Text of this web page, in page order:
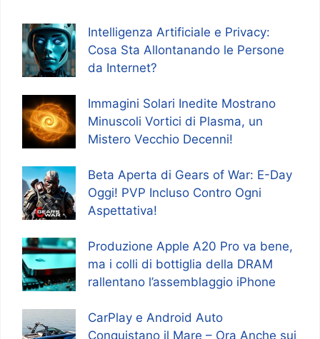
Intelligenza Artificiale e Privacy:
Cosa Sta Allontanando le Persone
da Internet?
Immagini Solari Inedite Mostrano
Minuscoli Vortici di Plasma, un
Mistero Vecchio Decenni!
Beta Aperta di Gears of War: E-Day
Oggi! PVP Incluso Contro Ogni
Aspettativa!
Produzione Apple A20 Pro va bene,
ma i colli di bottiglia della DRAM
rallentano l’assemblaggio iPhone
CarPlay e Android Auto
Conquistano il Mare – Ora Anche sui